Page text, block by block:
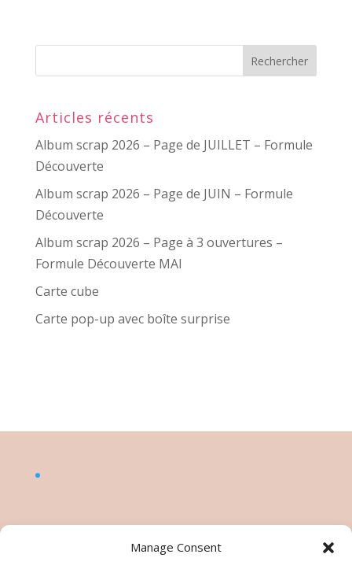
Manage Consent
Articles récents
Album scrap 2026 – Page de JUILLET – Formule
Découverte
Album scrap 2026 – Page de JUIN – Formule
Découverte
Album scrap 2026 – Page à 3 ouvertures –
Formule Découverte MAI
Carte cube
Carte pop-up avec boîte surprise